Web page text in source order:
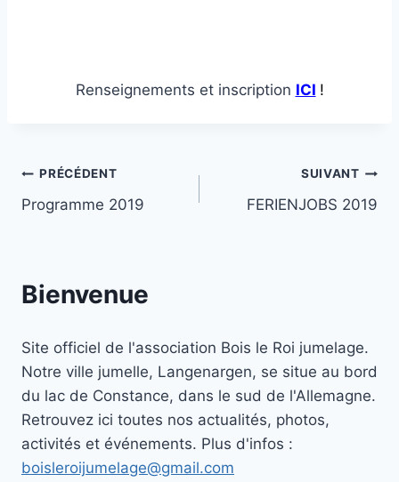
Renseignements et inscription ICI !
Navigation
de
PRÉCÉDENT
Programme 2019
SUIVANT
FERIENJOBS 2019
Bienvenue
Site officiel de l'association Bois le Roi jumelage.
Notre ville jumelle, Langenargen, se situe au bord
du lac de Constance, dans le sud de l'Allemagne.
Retrouvez ici toutes nos actualités, photos,
activités et événements. Plus d'infos :
boisleroijumelage@gmail.com